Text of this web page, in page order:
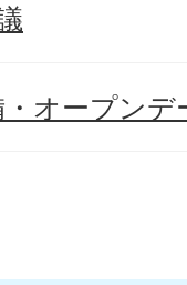
オープン